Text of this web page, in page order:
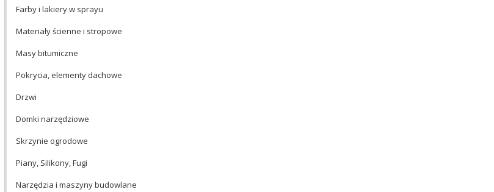
Farby i lakiery w sprayu
Materiały ścienne i stropowe
Masy bitumiczne
Pokrycia, elementy dachowe
Drzwi
Domki narzędziowe
Skrzynie ogrodowe
Piany, Silikony, Fugi
Narzędzia i maszyny budowlane